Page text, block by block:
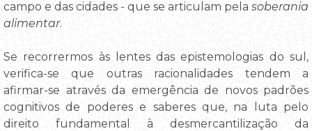
campo e das cidades - que se articulam pela soberania
alimentar.
Se recorrermos às lentes das epistemologias do sul,
verifica-se que outras racionalidades tendem a
afirmar-se através da emergência de novos padrões
cognitivos de poderes e saberes que, na luta pelo
direito fundamental à desmercantilização da